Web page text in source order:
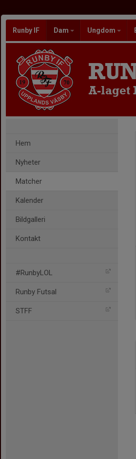
Runby IF Dam Ungdom
A-laget
Hem
Nyheter
Matcher
Kalender
Bildgalleri
Kontakt
#RunbyLOL
Runby Futsal
STFF